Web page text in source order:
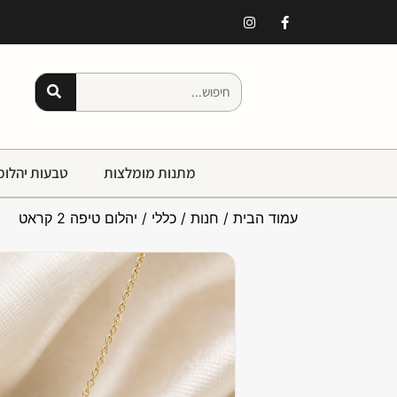
מתנות מומלצות טבעות
עמוד הבית / חנות / כללי / יהלום טיפה 2 קראט